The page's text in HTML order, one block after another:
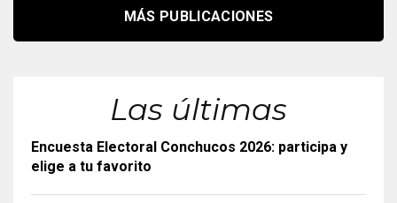
MÁS PUBLICACIONES
Las últimas
Encuesta Electoral Conchucos 2026: participa y
elige a tu favorito